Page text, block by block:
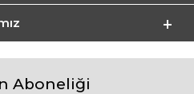
Aboneliği